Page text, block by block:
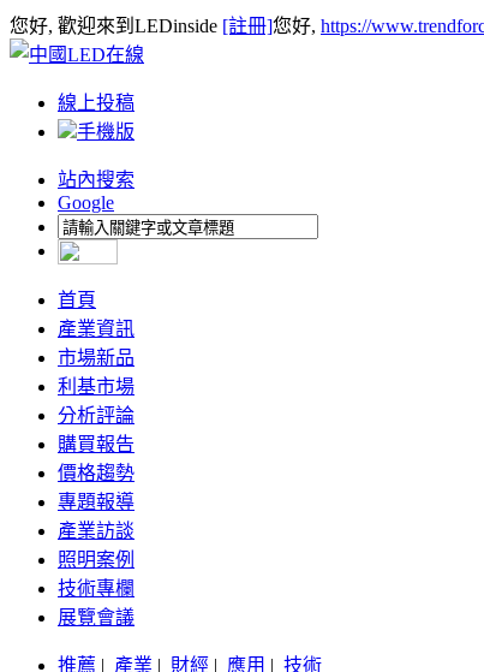
您好, 歡迎來到LEDinside [註冊]您好, https://
線上投稿
手機版
站內搜索
Google
首頁
產業資訊
市場新品
利基市場
分析評論
購買報告
價格趨勢
專題報導
產業訪談
照明案例
技術專欄
展覽會議
推薦 | 產業 | 財經 | 應用 | 技術